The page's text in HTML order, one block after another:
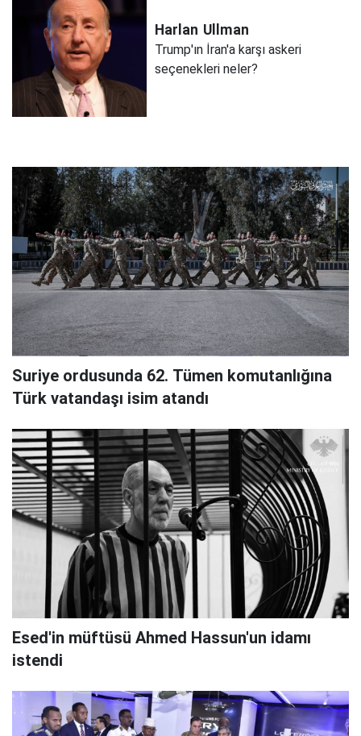
Harlan Ullman
Trump'ın İran'a karşı askeri
seçenekleri neler?
Suriye ordusunda 62. Tümen komutanlığına
Türk vatandaşı isim atandı
Esed'in müftüsü Ahmed Hassun'un idamı
istendi